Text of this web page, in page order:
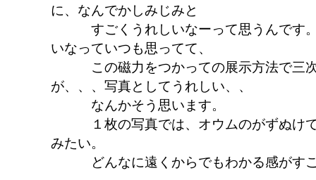
に、なんでかしみじみと
すごくうれしいなーって思うんです。
いなっていつも思ってて、
この磁力をつかっての展示方法で三次
が、、、写真としてうれしい、、
なんかそう思います。
１枚の写真では、オウムのがずぬけ
みたい。
どんなに遠くからでもわかる感がすご